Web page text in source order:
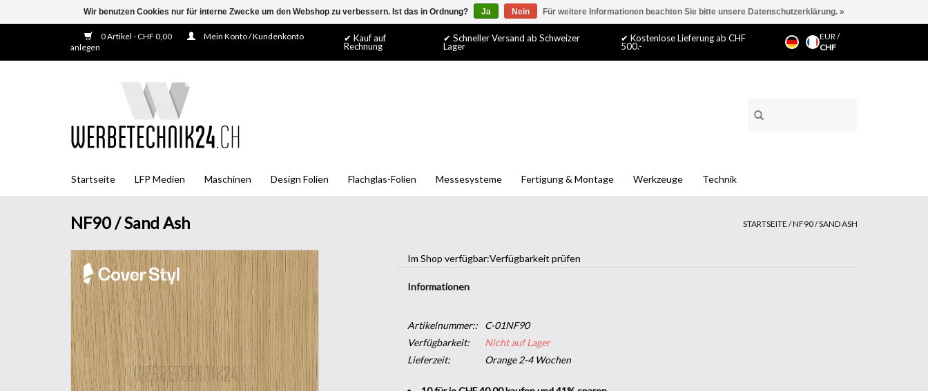
0 Artikel - CHF 0,00
Mein Konto / Kundenkonto
anlegen
✔ Kauf auf
Rechnung
✔ Schneller Versand ab Schweizer
Lager
✔ Kostenlose Lieferung ab CHF
500.-
EUR/
CHF
Startseite LFP Medien Maschinen Design Folien Flachglas-Folien Messesysteme Fertigung & Montage Werkzeuge Technik
NF90 / Sand Ash STARTSEITE /NF90 / SAND ASH
Im Shop verfügbar:Verfügbarkeit prüfen
Informationen
Artikelnummer::
C-01NF90
Verfügbarkeit:
Nicht auf Lager
Lieferzeit:
Orange 2-4 Wochen
Wir benutzen Cookies nur für interne Zwecke um den Webshop zu verbessern. Ist das in Ordnung? Ja Nein Für weitere Informationen beachten Sie bitte unsere Datenschutzerklärung. »